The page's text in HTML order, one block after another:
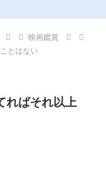
映画鑑賞
とはない
ればそれ以上